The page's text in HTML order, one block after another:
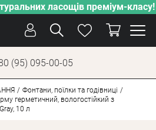
ласощів преміум-класу!
(95) 095-00-05
Фонтани, поїлки та годівниці
герметичний, вологостійкий з
10 л